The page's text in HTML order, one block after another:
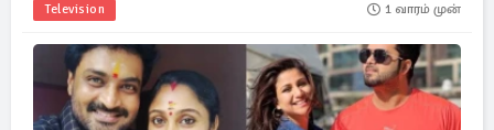
Television 1 வாரம் முன்